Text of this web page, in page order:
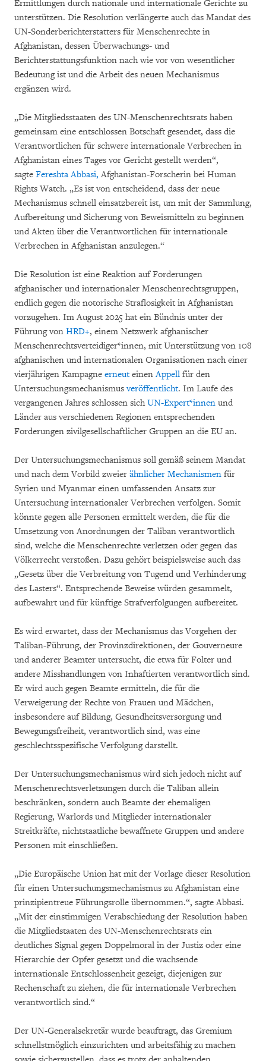
Ermittlungen durch nationale und internationale Gerichte zu
unterstützen. Die Resolution verlängerte auch das Mandat des
UN-Sonderberichterstatters für Menschenrechte in
Afghanistan, dessen Überwachungs- und
Berichterstattungsfunktion nach wie vor von wesentlicher
Bedeutung ist und die Arbeit des neuen Mechanismus
ergänzen wird.
„Die Mitgliedsstaaten des UN-Menschenrechtsrats haben
gemeinsam eine entschlossen Botschaft gesendet, dass die
Verantwortlichen für schwere internationale Verbrechen in
Afghanistan eines Tages vor Gericht gestellt werden“,
sagte Fereshta Abbasi, Afghanistan-Forscherin bei Human
Rights Watch. „Es ist von entscheidend, dass der neue
Mechanismus schnell einsatzbereit ist, um mit der Sammlung,
Aufbereitung und Sicherung von Beweismitteln zu beginnen
und Akten über die Verantwortlichen für internationale
Verbrechen in Afghanistan anzulegen.“
Die Resolution ist eine Reaktion auf Forderungen
afghanischer und internationaler Menschenrechtsgruppen,
endlich gegen die notorische Straflosigkeit in Afghanistan
vorzugehen. Im August 2025 hat ein Bündnis unter der
Führung von HRD+, einem Netzwerk afghanischer
Menschenrechtsverteidiger*innen, mit Unterstützung von 108
afghanischen und internationalen Organisationen nach einer
vierjährigen Kampagne erneuteinenAppell für den
Untersuchungsmechanismusveröffentlicht. Im Laufe des
vergangenen Jahres schlossen sichUN-Expert*innen und
Länder aus verschiedenen Regionen entsprechenden
Forderungen zivilgesellschaftlicher Gruppen an die EU an.
Der Untersuchungsmechanismus soll gemäß seinem Mandat
und nach dem Vorbild zweier ähnlicher Mechanismen für
Syrien und Myanmar einen umfassenden Ansatz zur
Untersuchung internationaler Verbrechen verfolgen. Somit
könnte gegen alle Personen ermittelt werden, die für die
Umsetzung von Anordnungen der Taliban verantwortlich
sind, welche die Menschenrechte verletzen oder gegen das
Völkerrecht verstoßen. Dazu gehört beispielsweise auch das
„Gesetz über die Verbreitung von Tugend und Verhinderung
des Lasters“. Entsprechende Beweise würden gesammelt,
aufbewahrt und für künftige Strafverfolgungen aufbereitet.
Es wird erwartet, dass der Mechanismus das Vorgehen der
Taliban-Führung, der Provinzdirektionen, der Gouverneure
und anderer Beamter untersucht, die etwa für Folter und
andere Misshandlungen von Inhaftierten verantwortlich sind.
Er wird auch gegen Beamte ermitteln, die für die
Verweigerung der Rechte von Frauen und Mädchen,
insbesondere auf Bildung, Gesundheitsversorgung und
Bewegungsfreiheit, verantwortlich sind, was eine
geschlechtsspezifische Verfolgung darstellt.
Der Untersuchungsmechanismus wird sich jedoch nicht auf
Menschenrechtsverletzungen durch die Taliban allein
beschränken, sondern auch Beamte der ehemaligen
Regierung, Warlords und Mitglieder internationaler
Streitkräfte, nichtstaatliche bewaffnete Gruppen und andere
Personen mit einschließen.
„Die Europäische Union hat mit der Vorlage dieser Resolution
für einen Untersuchungsmechanismus zu Afghanistan eine
prinzipientreue Führungsrolle übernommen.“, sagte Abbasi.
„Mit der einstimmigen Verabschiedung der Resolution haben
die Mitgliedstaaten des UN-Menschenrechtsrats ein
deutliches Signal gegen Doppelmoral in der Justiz oder eine
Hierarchie der Opfer gesetzt und die wachsende
internationale Entschlossenheit gezeigt, diejenigen zur
Rechenschaft zu ziehen, die für internationale Verbrechen
verantwortlich sind.“
Der UN-Generalsekretär wurde beauftragt, das Gremium
schnellstmöglich einzurichten und arbeitsfähig zu machen